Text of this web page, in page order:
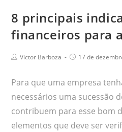
8 principais
financeiros para
Victor Barboza 17 de
Para que uma empresa
necessários uma sucessão
contribuem para esse bom
elementos que deve ser